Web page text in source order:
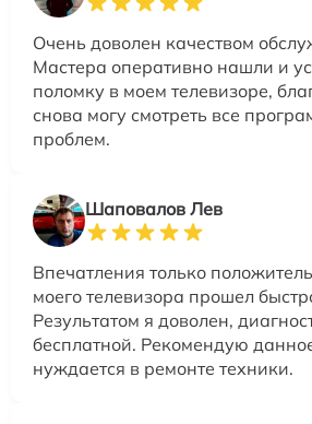
Очень доволен качеством
Мастера оперативно нашли и
поломку в моем телевизоре,
снова могу смотреть все
проблем.
Шаповалов Лев
Впечатления только
моего телевизора прошел
Результатом я доволен,
бесплатной. Рекомендую
нуждается в ремонте техники.